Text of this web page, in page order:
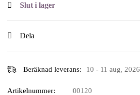
Slut i lager
Dela
Beräknad leverans: 10 - 11 aug, 2026
Artikelnummer: 00120